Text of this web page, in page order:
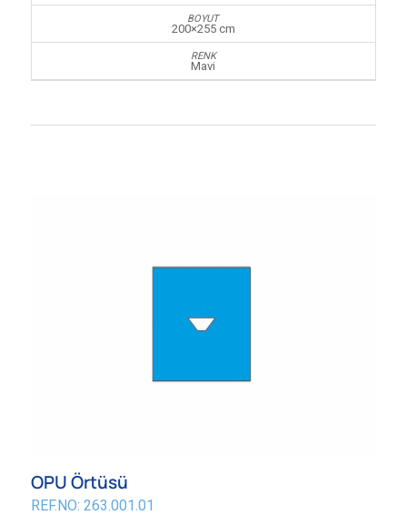
200×255 cm
Mavi
OPU Örtüsü
REF.NO: 263.001.01